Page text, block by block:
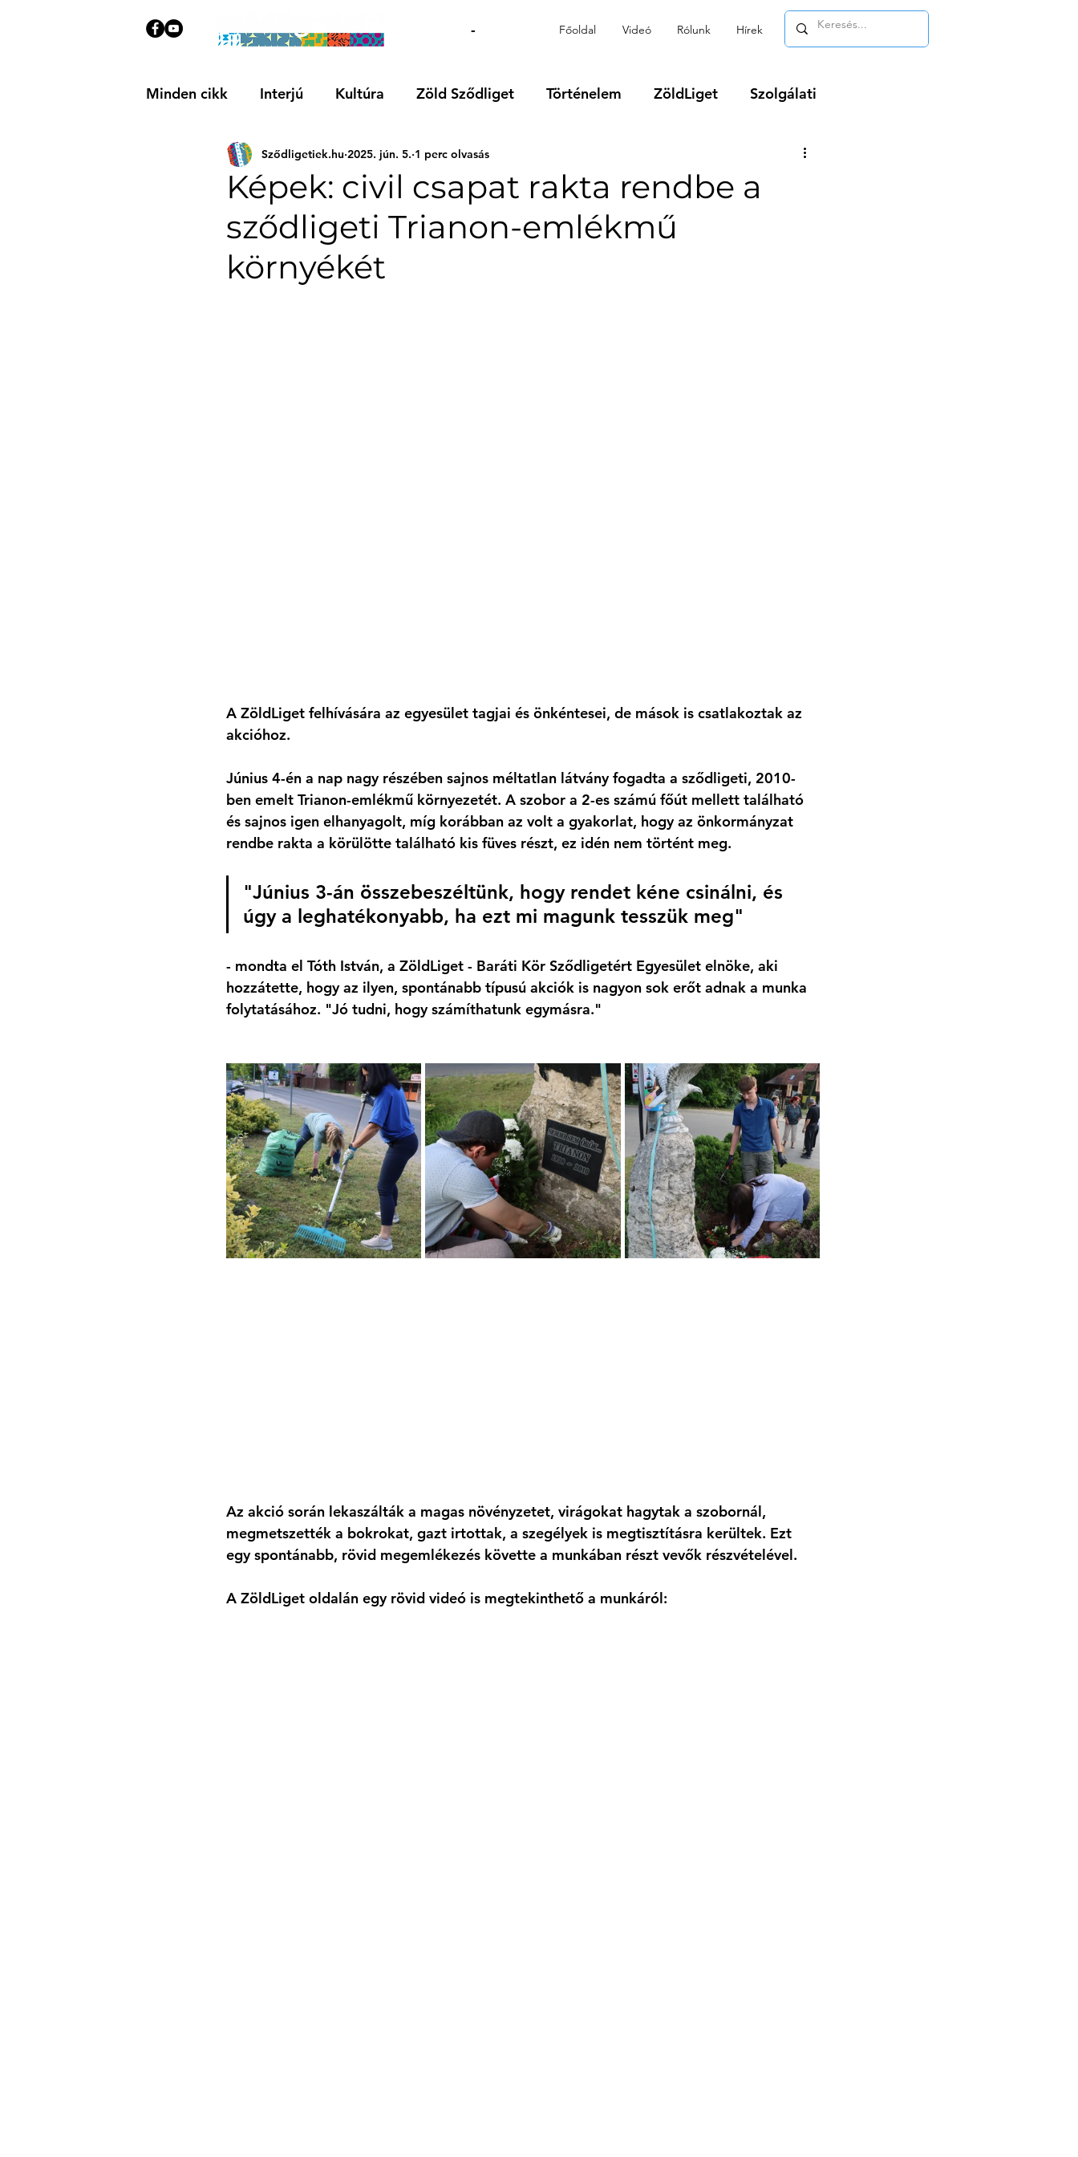
- Főoldal Videó Rólunk Hírek
Minden cikk Interjú Kultúra Zöld Sződliget Történelem ZöldLiget Szolgálati
Közösségi Ajánló Videó Régió
Képek: civil csapat rakta rendbe a
sződligeti Trianon-emlékmű
környékét
Sződligetiek.hu 2025. jún. 5. 1 perc olvasás
A ZöldLiget felhívására az egyesület tagjai és önkéntesei, de mások is csatlakoztak az
akcióhoz.
Június 4-én a nap nagy részében sajnos méltatlan látvány fogadta a sződligeti, 2010-
ben emelt Trianon-emlékmű környezetét. A szobor a 2-es számú főút mellett található
és sajnos igen elhanyagolt, míg korábban az volt a gyakorlat, hogy az önkormányzat
rendbe rakta a körülötte található kis füves részt, ez idén nem történt meg.
"Június 3-án összebeszéltünk, hogy rendet kéne csinálni, és
úgy a leghatékonyabb, ha ezt mi magunk tesszük meg"
- mondta el Tóth István, a ZöldLiget - Baráti Kör Sződligetért Egyesület elnöke, aki
hozzátette, hogy az ilyen, spontánabb típusú akciók is nagyon sok erőt adnak a munka
folytatásához. "Jó tudni, hogy számíthatunk egymásra."
Az akció során lekaszálták a magas növényzetet, virágokat hagytak a szobornál,
megmetszették a bokrokat, gazt irtottak, a szegélyek is megtisztításra kerültek. Ezt
egy spontánabb, rövid megemlékezés követte a munkában részt vevők részvételével.
A ZöldLiget oldalán egy rövid videó is megtekinthető a munkáról: